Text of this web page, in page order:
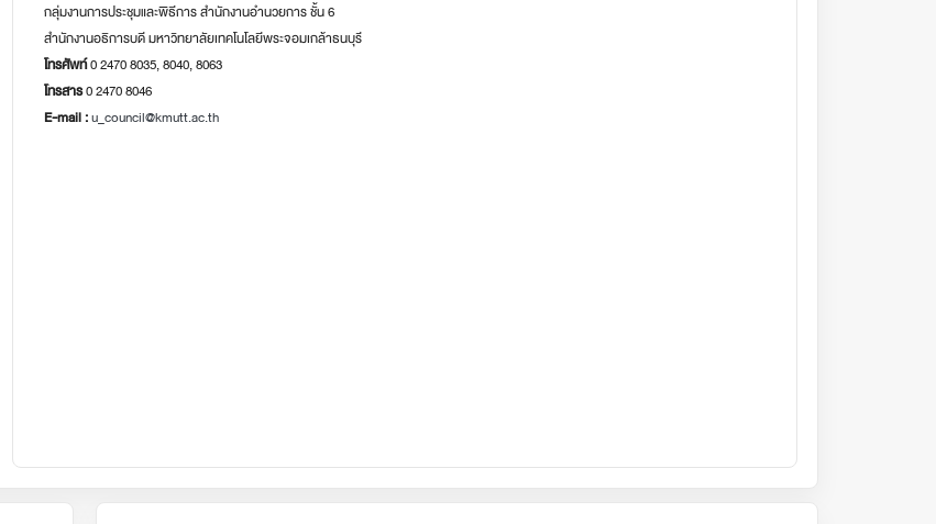
กลุ่มงานการประชุมและพิธีการ สำนักงานอำนวยการ ชั้น 6
สำนักงานอธิการบดี มหาวิทยาลัยเทคโนโลยีพระจอมเกล้าธนบุรี
โทรศัพท์0 2470 8035, 8040, 8063
โทรสาร0 2470 8046
E-mail :u_council@kmutt.ac.th